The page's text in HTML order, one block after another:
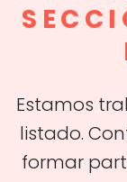
Estamos
listado.
formar